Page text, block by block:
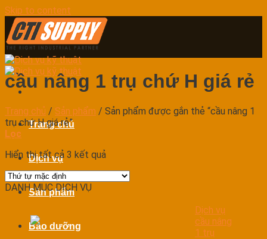
Skip to content
Trang chủ
Dịch vụ
Sản phẩm
Bảo dưỡng
cầu nâng 1 trụ chứ H giá rẻ
Trang chủ / Sản phẩm / Sản phẩm được gắn thẻ “cầu nâng 1
trụ chứ H giá rẻ”
Lọc
Hiển thị tất cả 3 kết quả
DANH MỤC DỊCH VỤ
Dịch vụ
cầu nâng
1 trụ